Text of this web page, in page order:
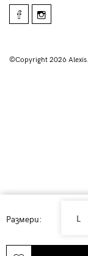
Размери: L
©Copyright 2026